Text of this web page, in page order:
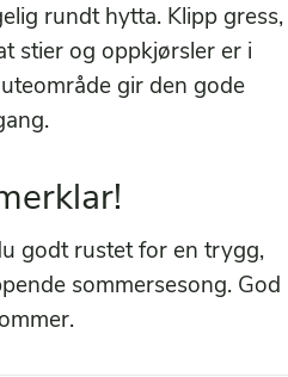
rundt hytta. Klipp gress,
stier og oppkjørsler er i
gir den gode
godt rustet for en trygg,
sommersesong. God